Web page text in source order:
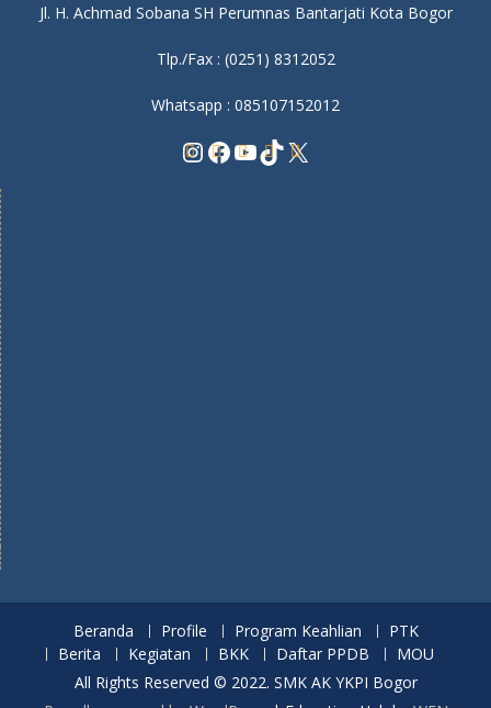
Jl. H. Achmad Sobana SH Perumnas Bantarjati Kota Bogor
Tlp./Fax : (0251) 8312052
Whatsapp : 085107152012
Instagram
Facebook
YouTube
TikTok
X
Beranda Profile Program Keahlian
PTK
Berita
Kegiatan BKK Daftar PPDB
MOU
All Rights Reserved © 2022. SMK AK YKPI Bogor